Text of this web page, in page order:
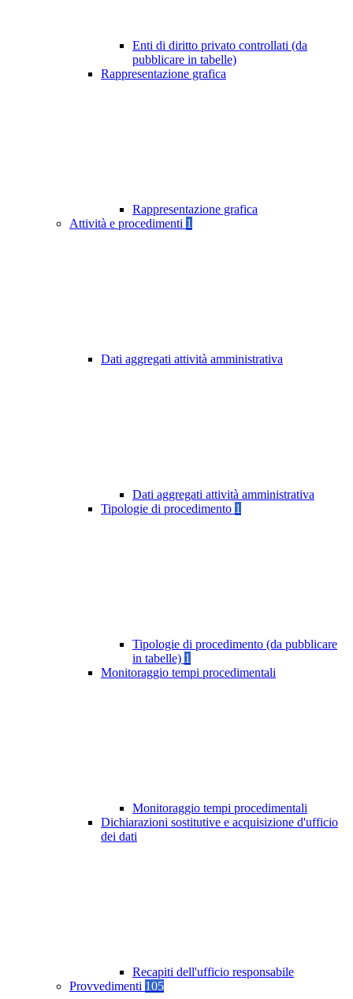
Enti di diritto privato controllati (da
pubblicare in tabelle)
Rappresentazione grafica
Rappresentazione grafica
Attività e procedimenti 1
Dati aggregati attività amministrativa
Dati aggregati attività amministrativa
Tipologie di procedimento 1
Tipologie di procedimento (da pubblicare
in tabelle) 1
Monitoraggio tempi procedimentali
Monitoraggio tempi procedimentali
Dichiarazioni sostitutive e acquisizione d'ufficio
dei dati
Recapiti dell'ufficio responsabile
Provvedimenti 105